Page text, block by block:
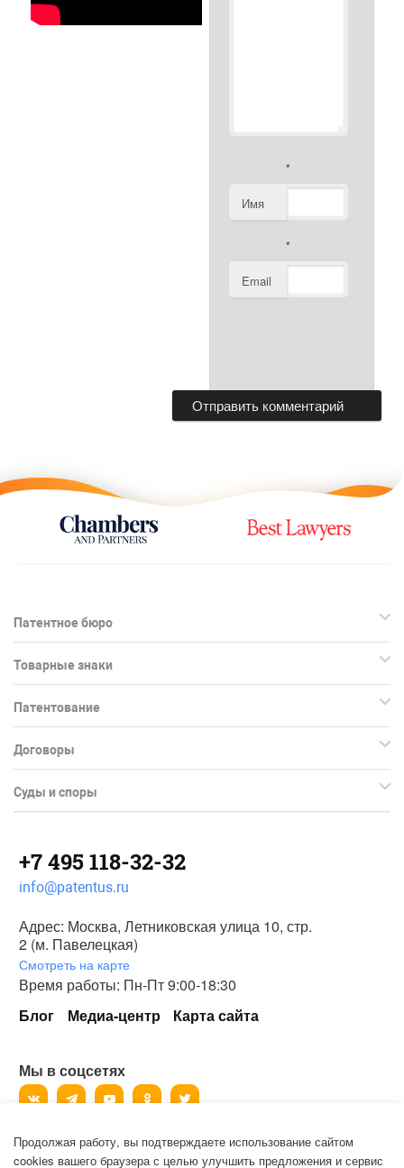
Имя
*
Email
*
Патентное бюро
Товарные знаки
Патентование
Договоры
Суды и споры
+7 495 118-32-32
info@patentus.ru
Адрес: Москва, Летниковская улица 10, стр.
2 (м. Павелецкая)
Смотреть на карте
Время работы: Пн-Пт 9:00-18:30
Блог
Медиа-центр Карта сайта
Мы в соцсетях
©2006-2026, ООО «Патентус».
Продолжая работу, вы подтверждаете использование сайтом
cookies вашего браузера с целью улучшить предложения и сервис